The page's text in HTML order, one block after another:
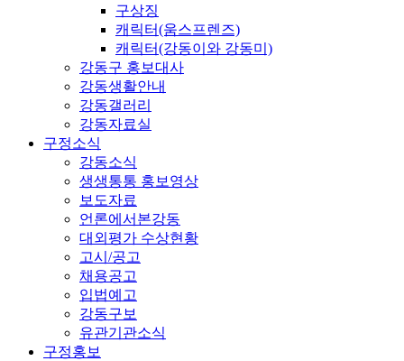
구상징
캐릭터(움스프렌즈)
캐릭터(강동이와 강동미)
강동구 홍보대사
강동생활안내
강동갤러리
강동자료실
구정소식
강동소식
생생통통 홍보영상
보도자료
언론에서본강동
대외평가 수상현황
고시/공고
채용공고
입법예고
강동구보
유관기관소식
구정홍보